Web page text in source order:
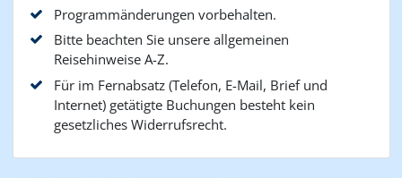
Programmänderungen vorbehalten.
Bitte beachten Sie unsere allgemeinen
Reisehinweise A-Z.
Für im Fernabsatz (Telefon, E-Mail, Brief und
Internet) getätigte Buchungen besteht kein
gesetzliches Widerrufsrecht.